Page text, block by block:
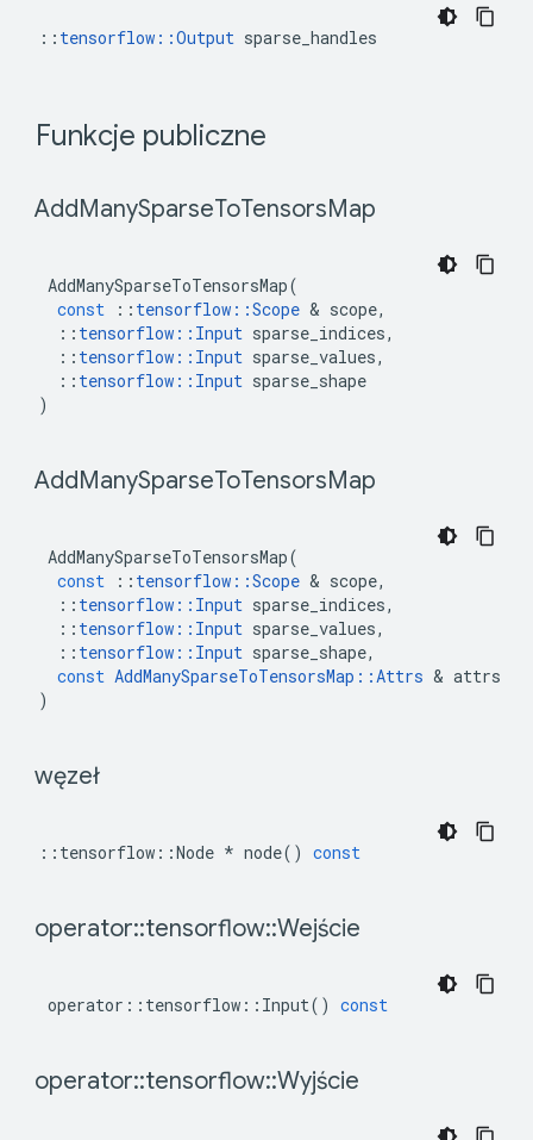
:: tensorflow::Output sparse_handles
Funkcje publiczne
AddManySparseToTensorsMap
AddManySparseToTensorsMap(
const
:: tensorflow ::Scope & scope,
:: tensorflow :: Input sparse_indices,
:: tensorflow :: Input sparse_values,
:: tensorflow :: Input sparse_shape
)
AddManySparseToTensorsMap
AddManySparseToTensorsMap(
const
:: tensorflow ::Scope & scope,
:: tensorflow :: Input sparse_indices,
:: tensorflow :: Input sparse_values,
:: tensorflow :: Input sparse_shape,
const AddManySparseToTensorsMap ::Attrs & attrs
)
węzeł
:: tensorflow ::Node * node() const
operator::tensorflow::Wejście
operator :: tensorflow :: Input() const
operator::tensorflow::Wyjście